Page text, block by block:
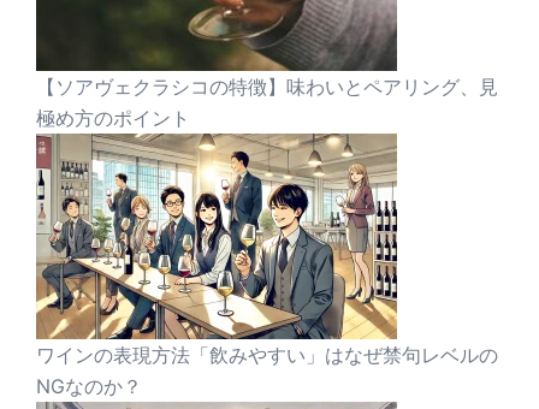
【ソアヴェクラシコの特徴】味わいとペアリング、見
極め方のポイント
ワインの表現方法「飲みやすい」はなぜ禁句レベルの
NGなのか？